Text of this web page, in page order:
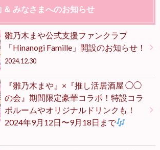
＆ みなさまへのお知らせ
雛乃木まや公式支援ファンクラブ
「Hinanogi Famille」開設のお知らせ！
2024.12.30
『雛乃木まや』×『推し活居酒屋 ◯◯
の会』期間限定豪華コラボ！特設コラ
ボルームやオリジナルドリンクも！
2024年9月12日〜9月18日まで